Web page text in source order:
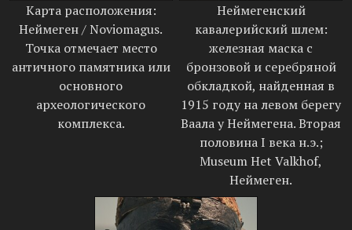
Карта расположения:
Неймеген / Noviomagus.
Точка отмечает место
античного памятника или
основного
археологического
комплекса.
Неймегенский
кавалерийский шлем:
железная маска с
бронзовой и серебряной
обкладкой, найденная в
1915 году на левом берегу
Ваала у Неймегена. Вторая
половина I века н.э.;
Museum Het Valkhof,
Неймеген.